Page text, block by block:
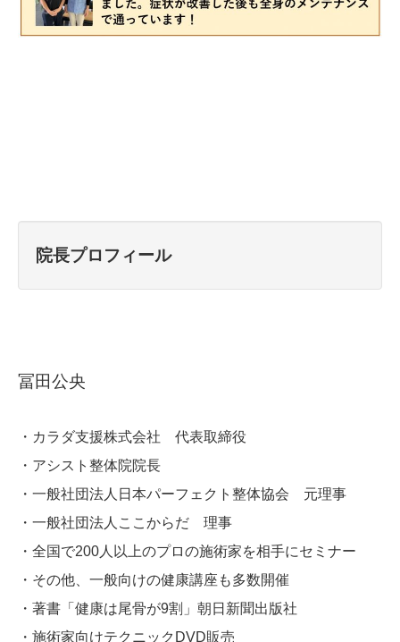
院長プロフィール
冨田公央
・カラダ支援株式会社 代表取締役
・アシスト整体院院長
・一般社団法人日本パーフェクト整体協会 元理事
・一般社団法人ここからだ 理事
・全国で200人以上のプロの施術家を相手にセミナー
・その他、一般向けの健康講座も多数開催
・著書「健康は尾骨が9割」朝日新聞出版社
・施術家向けテクニックDVD販売
お気軽にお電話ください。